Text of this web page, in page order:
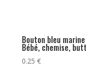
Bouton bleu
Bébé, chemise,
0.25 €